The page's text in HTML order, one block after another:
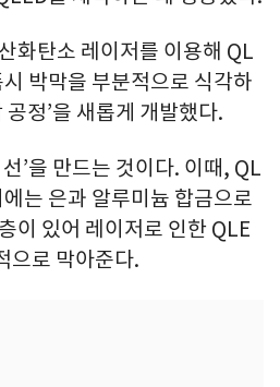
화탄소 레이저를 이용해 QL
박막을 부분적으로 식각하
정’을 새롭게 개발했다.
’을 만드는 것이다. 이때, QL
는 은과 알루미늄 합금으로
이 있어 레이저로 인한 QLE
으로 막아준다.